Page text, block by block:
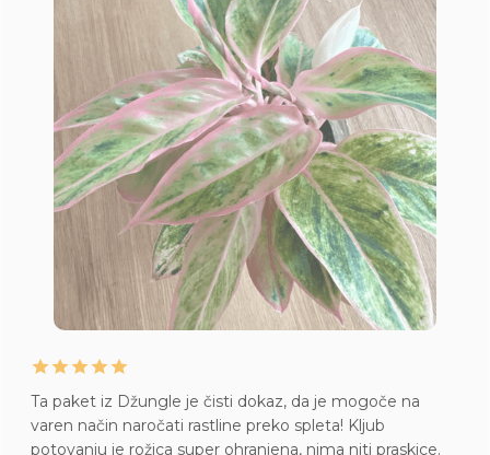
Ta paket iz Džungle je čisti dokaz, da je mogoče na
varen način naročati rastline preko spleta! Kljub
potovanju je rožica super ohranjena, nima niti praskice.